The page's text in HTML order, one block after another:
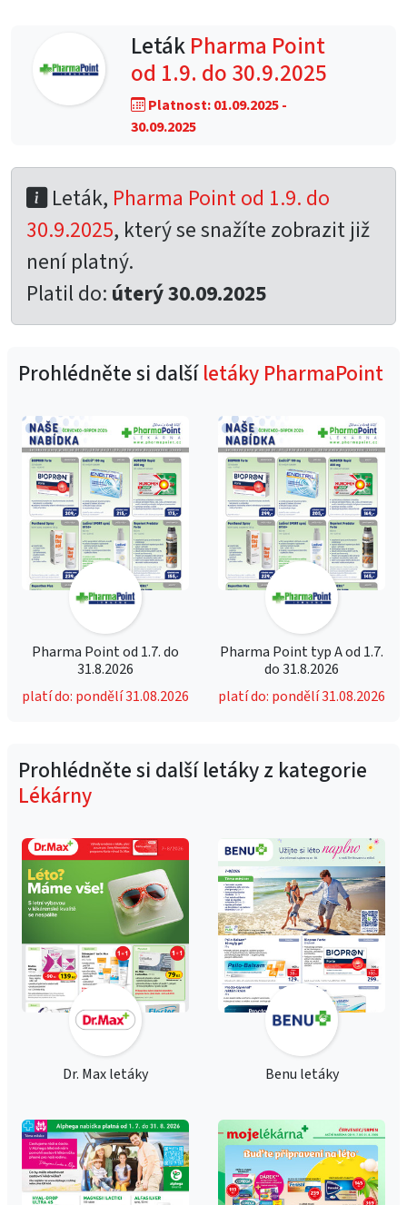
LetákPharma Point
od 1.9. do 30.9.2025
Platnost: 01.09.2025 -
30.09.2025
Leták, Pharma Point od 1.9. do
30.9.2025, který se snažíte zobrazit již
není platný.
Platil do: úterý 30.09.2025
Prohlédněte si dalšíletáky PharmaPoint
Pharma Point od 1.7. do
31.8.2026
platí do: pondělí 31.08.2026
Pharma Point typ A od 1.7.
do 31.8.2026
platí do: pondělí 31.08.2026
Prohlédněte si další letáky z kategorie
Lékárny
Dr. Max letáky Benu letáky